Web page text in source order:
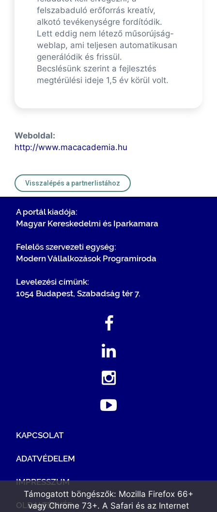
felszabaduló erőforrás kreatív,
alkotó tevékenységre fordítódik.
Lett eddig nem létező műsorújság-
weblap, ami teljesen automatikusan
generálódik és frissül.
Becslésünk szerint a fejlesztés
megtérülési ideje 1,5 év körül volt.
Weboldal:
http://www.macacademia.hu
Visszalépés a partnerlistához
A portál kiadója:
Magyar Kereskedelmi és Iparkamara
Felelős szervezeti egység:
Modern Vállalkozások Programiroda
Levelezési címünk:
1054 Budapest, Szabadság tér 7.
KAPCSOLAT
ADATVÉDELEM
IMPRESSZUM
OLDALTÉRKÉP
Támogatott böngészők: Mozilla Firefox 66+
vagy Chrome 73+. A Safari és az Internet